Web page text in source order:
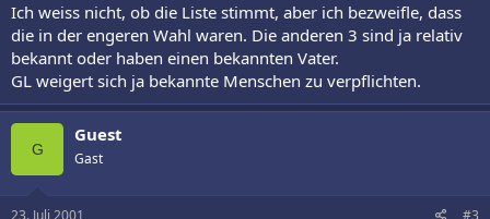
Ich weiss nicht, ob die Liste stimmt, aber ich bezweifle, dass
die in der engeren Wahl waren. Die anderen 3 sind ja relativ
bekannt oder haben einen bekannten Vater.
GL weigert sich ja bekannte Menschen zu verpflichten.
G
Guest
Gast
23. Juli 2001 #3